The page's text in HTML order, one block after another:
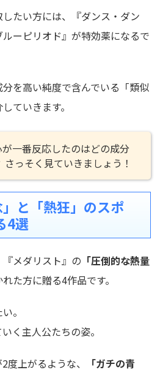
たい方には、『ダンス・ダン
ーピリオド』が特効薬になるで
を高い純度で含んでいる「類似
ていきます。
一番反応したのはどの成分
さっそく見ていきましょう！
と「熱狂」のスポ
4選
メダリスト』の 「圧倒的な熱量
た方に贈る4作品です。
。
く主人公たちの姿。
上がるような、
「ガチの青